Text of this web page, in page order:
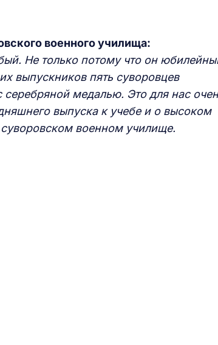
военного училища:
Не только потому что он
выпускников пять суворовцев
серебряной медалью. Это для нас
выпуска к учебе и о высоком
военном училище.